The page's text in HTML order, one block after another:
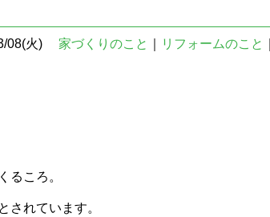
08(火) 家づくりのこと リフォームのこと
るころ。
されています。